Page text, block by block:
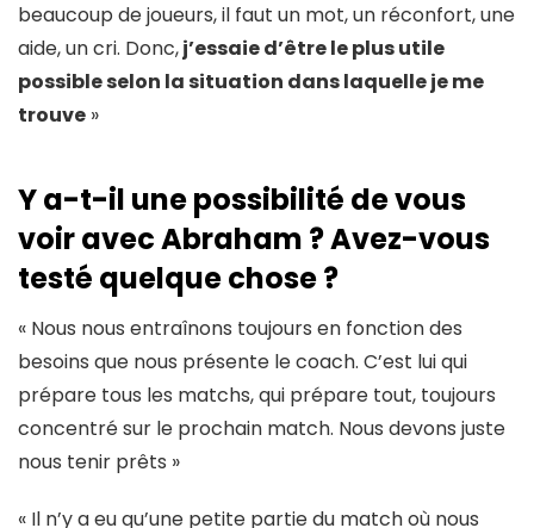
beaucoup de joueurs, il faut un mot, un réconfort, une
aide, un cri. Donc,j’essaie d’être le plus utile
possible selon la situation dans laquelle je me
trouve »
Y a-t-il une possibilité de vous
voir avec Abraham ? Avez-vous
testé quelque chose ?
« Nous nous entraînons toujours en fonction des
besoins que nous présente le coach. C’est lui qui
prépare tous les matchs, qui prépare tout, toujours
concentré sur le prochain match. Nous devons juste
nous tenir prêts »
« Il n’y a eu qu’une petite partie du match où nous